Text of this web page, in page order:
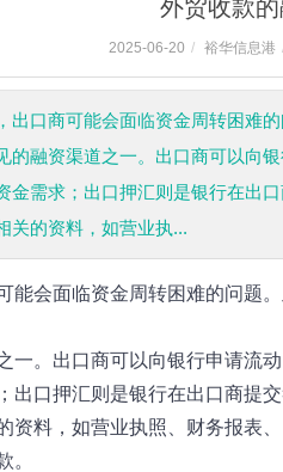
外贸收款
2025-06-20 / 裕华信息港
出口商可能会面临资金周转困难
的融资渠道之一。出口商可以向
金需求；出口押汇则是银行在出
关的资料，如营业执...
能会面临资金周转困难的问题
一。出口商可以向银行申请流
出口押汇则是银行在出口商提
资料，如营业执照、财务报表
。